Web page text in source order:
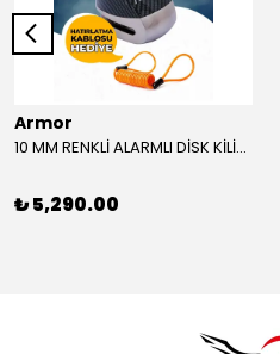
Armor
10 MM RENKLİ ALARMLI DİSK KİLİDİ YENİ VERSİYON
₺ 5,290.00